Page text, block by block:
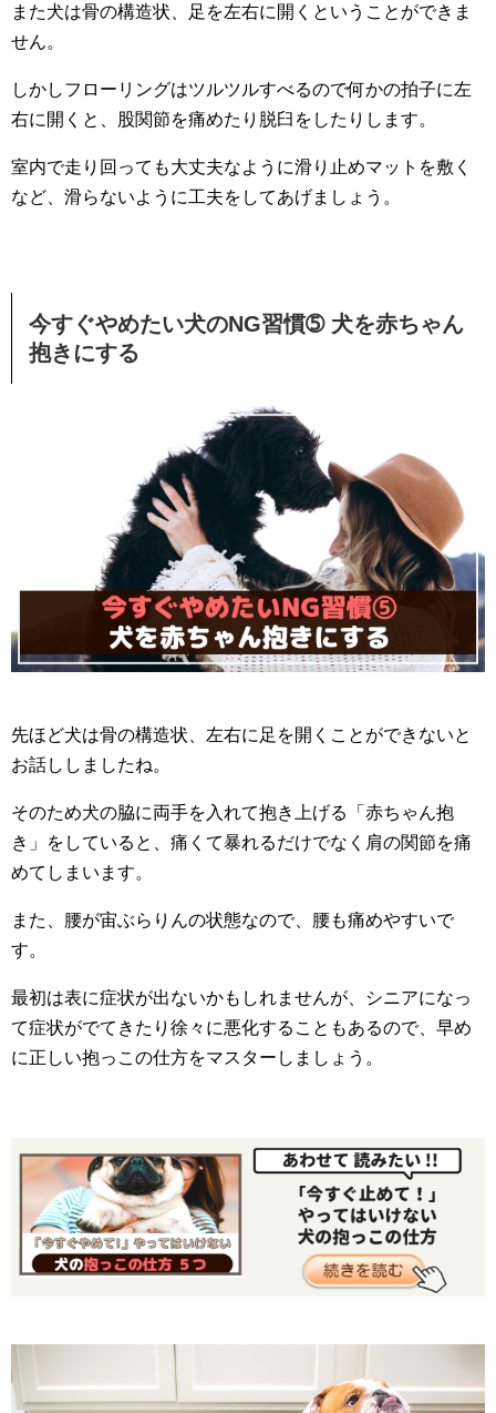
また犬は骨の構造状、足を左右に開くということができま
せん。
しかしフローリングはツルツルすべるので何かの拍子に左
右に開くと、股関節を痛めたり脱臼をしたりします。
室内で走り回っても大丈夫なように滑り止めマットを敷く
など、滑らないように工夫をしてあげましょう。
今すぐやめたい犬のNG習慣➄ 犬を赤ちゃん
抱きにする
先ほど犬は骨の構造状、左右に足を開くことができないと
お話ししましたね。
そのため犬の脇に両手を入れて抱き上げる「赤ちゃん抱
き」をしていると、痛くて暴れるだけでなく肩の関節を痛
めてしまいます。
また、腰が宙ぶらりんの状態なので、腰も痛めやすいで
す。
最初は表に症状が出ないかもしれませんが、シニアになっ
て症状がでてきたり徐々に悪化することもあるので、早め
に正しい抱っこの仕方をマスターしましょう。